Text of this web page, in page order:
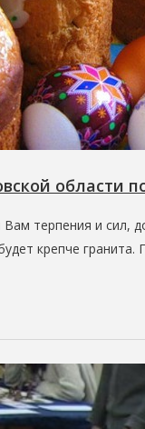
области
терпения и сил,
крепче